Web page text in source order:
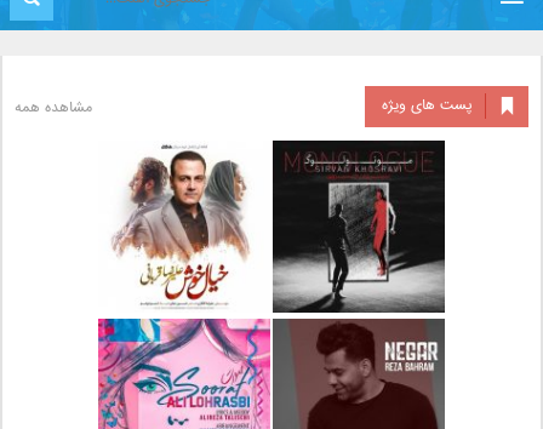
پست های ویژه مشاهده همه
دانلود آلبوم جدید سیروان
خسروی بنام مونولوگ
دانلود آهنگ جدید علیرضا
قربانی بنام خیال خوش